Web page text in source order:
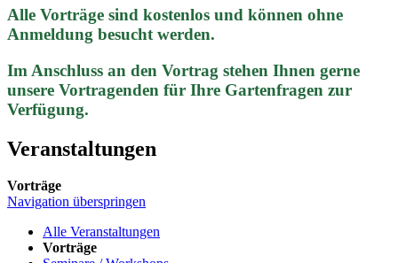
Alle Vorträge sind kostenlos und können ohne
Anmeldung besucht werden.
Im Anschluss an den Vortrag stehen Ihnen gerne
unsere Vortragenden für Ihre Gartenfragen zur
Verfügung.
Veranstaltungen
Vorträge
Navigation überspringen
Alle Veranstaltungen
Vorträge